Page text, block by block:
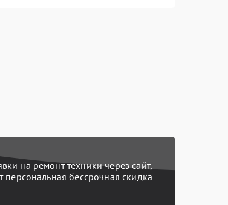
на ремонт техники через сайт,
персональная бессрочная скидка